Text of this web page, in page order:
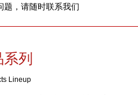
题，请随时联系我们
列
Lineup